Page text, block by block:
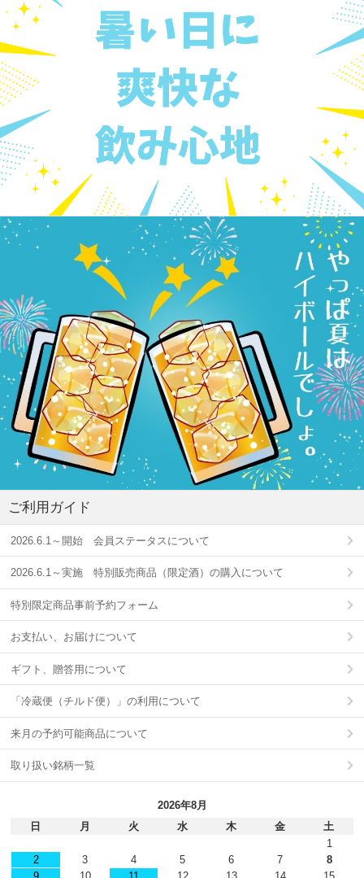
ご利用ガイド
2026.6.1～開始 会員ステータスについて
2026.6.1～実施 特別販売商品（限定酒）の購入について
特別限定商品事前予約フォーム
お支払い、お届けについて
ギフト、贈答用について
「冷蔵便（チルド便）」の利用について
来月の予約可能商品について
取り扱い銘柄一覧
2026年8月
日
月 火 水 木 金
土
1
2
3 4 5 6 7
8